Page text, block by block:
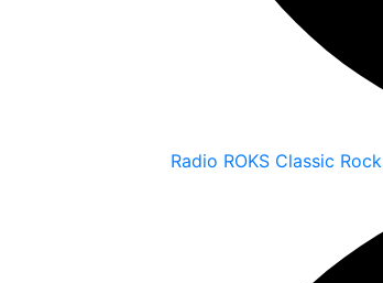
Radio ROKS Classic Rock